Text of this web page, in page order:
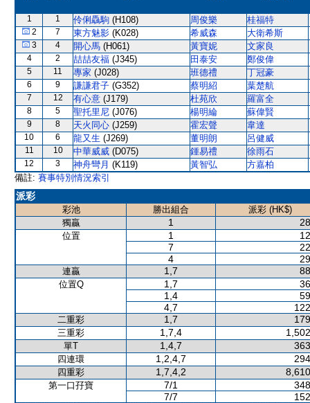
1 1 伶俐驫駒 (H108) 周俊樂 桂福特
2 7 東方魅影 (K028) 希威森 大衛希斯
3 4 開心馬 (H061) 黃寶妮 文家良
4 2 喆喆友福 (J345) 田泰安 鄭俊偉
5 11 專家 (J028) 班德禮 丁冠豪
6 9 謙謙君子 (G352) 蔡明紹 葉楚航
7 12 有心意 (J179) 杜苑欣 羅富全
8 5 聖托里尼 (J076) 楊明綸 蘇偉賢
9 8 天火同心 (J259) 霍宏聲 韋達
10 6 龍又生 (J269) 董明朗 呂健威
11 10 中華威威 (D075) 鍾易禮 徐雨石
12 3 神舟彎月 (K119) 黃智弘
方嘉柏
備註: 賽事特別情況索引
派彩
彩池 勝出組合
派彩 (HK$)
獨贏
1
位置 1
7
4
連贏 1,7
位置Q 1,7
1,4
4,7
二重彩 1,7
三重彩 1,7,4
單T 1,4,7
四連環 1,2,4,7
四重彩 1,7,4,2
第一口孖寶 7/1
7/7